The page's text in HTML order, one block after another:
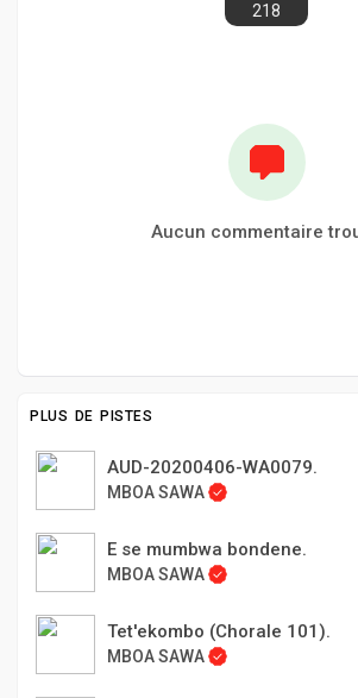
218
Aucun commentaire
PLUS DE PISTES
AUD-20200406-WA0079.
MBOA SAWA
E se mumbwa bondene.
MBOA SAWA
Tet'ekombo (Chorale 101).
MBOA SAWA